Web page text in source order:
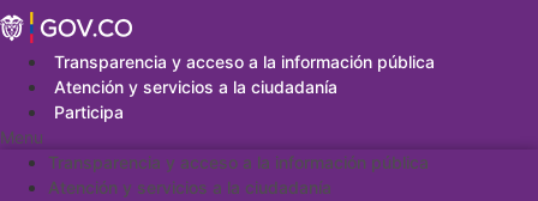
Saltar
al
contenidoTransparencia y acceso a la información pública
Atención y servicios a la ciudadanía
Participa
Menu
Transparencia y acceso a la información pública
Atención y servicios a la ciudadanía